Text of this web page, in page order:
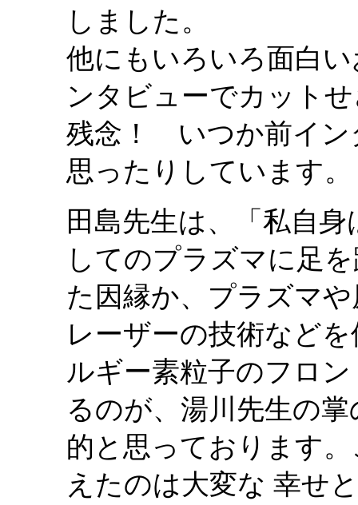
しました。
他にもいろいろ面白
ンタビューでカット
残念！ いつか前イン
思ったりしています。
田島先生は、「私自
してのプラズマに足
た因縁か、プラズマ
レーザーの技術など
ルギー素粒子のフロ
るのが、湯川先生の
的と思っております
えたのは大変な 幸せ